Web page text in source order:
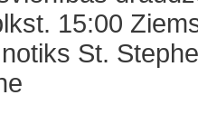
15:00
St.